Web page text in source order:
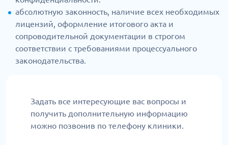
абсолютную законность, наличие всех необходимых
лицензий, оформление итогового акта и
сопроводительной документации в строгом
соответствии с требованиями процессуального
законодательства.
Задать все интересующие вас вопросы и
получить дополнительную информацию
можно позвонив по телефону клиники.